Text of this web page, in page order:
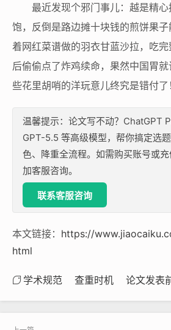
最近发现个邪门事儿：越是精
饱，反倒是路边摊十块钱的煎饼果
着网红菜谱做的羽衣甘蓝沙拉，吃
后偷偷点了炸鸡续命，果然中国胃
些花里胡哨的洋玩意儿终究是错付了
温馨提示：论文写不动？ChatGPT
GPT-5.5 等高级模型，帮你搞定选
色、降重全流程。如需购买账号或
加客服咨询。
联系客服咨询
本文链接： https://
html
学术规范 查重时机 论文发表